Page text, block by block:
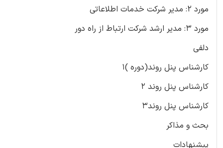
مورد 2: مدیر شرکت خدمات اطلاعاتی
مورد 3: مدیر ارشد شرکت ارتباط از راه دور
دلفی
کارشناس پنل روند(دوره )1
کارشناس پنل روند 2
کارشناس پنل روند3
بحث و مذاکر
پیشنهادات